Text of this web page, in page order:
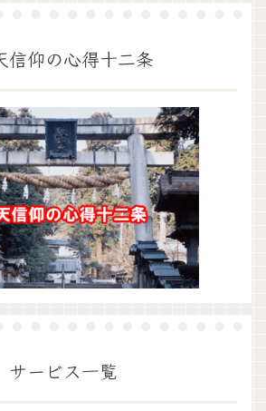
信仰の心得十二条
サービス一覧